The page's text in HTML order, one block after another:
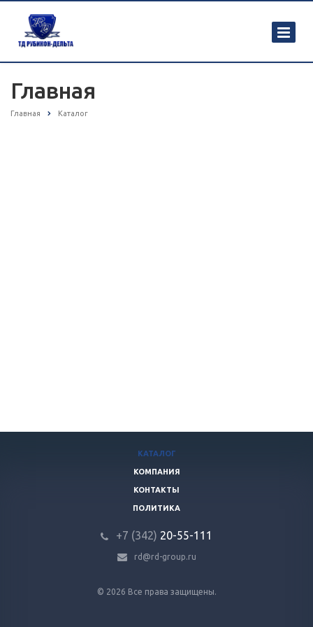
Главная
Главная Каталог
© 2026 Все права защищены.
КАТАЛОГ
КОМПАНИЯ
КОНТАКТЫ
ПОЛИТИКА
+7 (342) 20-55-111
rd@rd-group.ru